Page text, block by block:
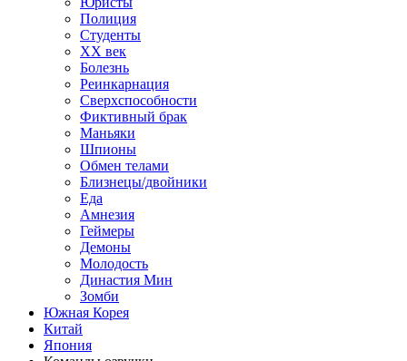
Полиция
Студенты
ХХ век
Болезнь
Реинкарнация
Сверхспособности
Фиктивный брак
Маньяки
Шпионы
Обмен телами
Близнецы/двойники
Еда
Амнезия
Геймеры
Демоны
Молодость
Династия Мин
Зомби
Южная Корея
Китай
Япония